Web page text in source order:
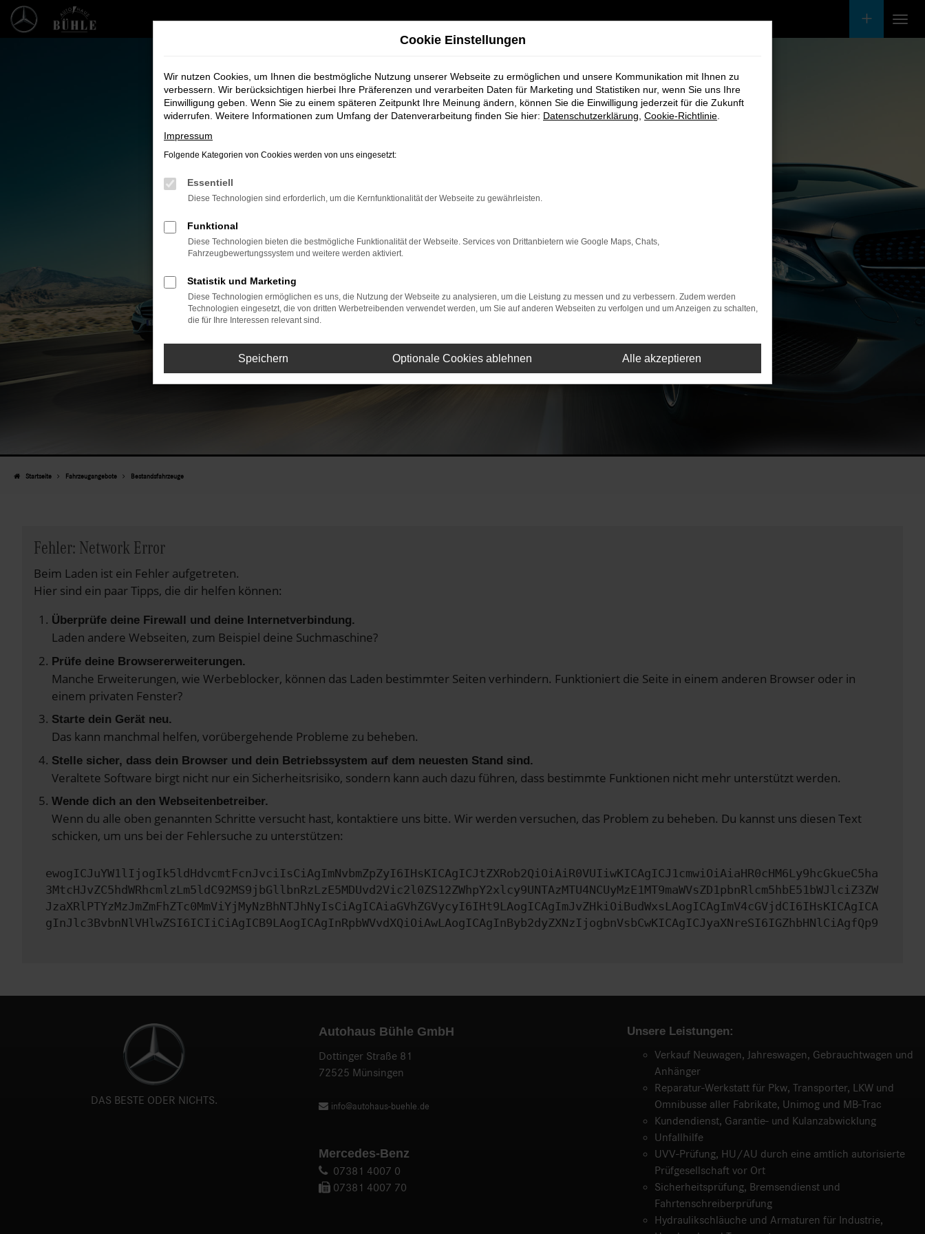
Zum
Unsere Fahrzeugangebote
Bei uns finden Sie bestimmt Ihren Nächsten
Startseite Fahrzeugangebote Bestandsfahrzeuge
Fehler: Network Error
Beim Laden ist ein Fehler aufgetreten.
Hier sind ein paar Tipps, die dir helfen können:
Überprüfe deine Firewall und deine Internetverbindung.
Laden andere Webseiten, zum Beispiel deine Suchmaschine?
Prüfe deine Browsererweiterungen.
Manche Erweiterungen, wie Werbeblocker, können das Laden bestimmter Seiten verhindern. Funktioniert die Seite in einem anderen Browser oder in
einem privaten Fenster?
Starte dein Gerät neu.
Das kann manchmal helfen, vorübergehende Probleme zu beheben.
Stelle sicher, dass dein Browser und dein Betriebssystem auf dem neuesten Stand sind.
Veraltete Software birgt nicht nur ein Sicherheitsrisiko, sondern kann auch dazu führen, dass bestimmte Funktionen nicht mehr unterstützt werden.
Wende dich an den Webseitenbetreiber.
Wenn du alle oben genannten Schritte versucht hast, kontaktiere uns bitte. Wir werden versuchen, das Problem zu beheben. Du kannst uns diesen Text
schicken, um uns bei der Fehlersuche zu unterstützen:
ewogICJuYW1lIjogIk5ldHdvcmtFcnJvciIsCiAgImNvbmZpZyI6IHsKICAgICJtZXRob2QiOiAiR0VUIiwKICAgICJ1cmwiOiAiaHR0cHM6Ly9hcGkueC5ha
3MtcHJvZC5hdWRhcmlzLm5ldC92MS9jbGllbnRzLzE5MDUvd2Vic2l0ZS12ZWhpY2xlcy9UNTAzMTU4NCUyMzE1MT9maWVsZD1pbnRlcm5hbE51bWJlciZ3ZW
JzaXRlPTYzMzJmZmFhZTc0MmViYjMyNzBhNTJhNyIsCiAgICAiaGVhZGVycyI6IHt9LAogICAgImJvZHkiOiBudWxsLAogICAgImV4cGVjdCI6IHsKICAgICA
gInJlc3BvbnNlVHlwZSI6ICIiCiAgICB9LAogICAgInRpbWVvdXQiOiAwLAogICAgInByb2dyZXNzIjogbnVsbCwKICAgICJyaXNreSI6IGZhbHNlCiAgfQp9
DAS BESTE ODER NICHTS.
Autohaus Bühle GmbH
Dottinger Straße 81
72525 Münsingen
info@autohaus-buehle.de
Mercedes-Benz
07381 4007 0
07381 4007 70
Unsere Leistungen:
Verkauf Neuwagen, Jahreswagen, Gebrauchtwagen und
Anhänger
Reparatur-Werkstatt für Pkw, Transporter, LKW und
Omnibusse aller Fabrikate, Unimog und MB-Trac
Kundendienst, Garantie- und Kulanzabwicklung
Unfallhilfe
UVV-Prüfung, HU/AU durch eine amtlich autorisierte
Prüfgesellschaft vor Ort
Sicherheitsprüfung, Bremsendienst und
Fahrtenschreiberprüfung
Hydraulikschläuche und Armaturen für Industrie,
Cookie Einstellungen
Wir nutzen Cookies, um Ihnen die bestmögliche Nutzung unserer Webseite zu ermöglichen und unsere Kommunikation mit Ihnen zu
verbessern. Wir berücksichtigen hierbei Ihre Präferenzen und verarbeiten Daten für Marketing und Statistiken nur, wenn Sie uns Ihre
Einwilligung geben. Wenn Sie zu einem späteren Zeitpunkt Ihre Meinung ändern, können Sie die Einwilligung jederzeit für die Zukunft
widerrufen. Weitere Informationen zum Umfang der Datenverarbeitung finden Sie hier: Datenschutzerklärung Cookie-Richtlinie
Impressum
Folgende Kategorien von Cookies werden von uns eingesetzt:
Essentiell
Diese Technologien sind erforderlich, um die Kernfunktionalität der Webseite zu gewährleisten.
Funktional
Diese Technologien bieten die bestmögliche Funktionalität der Webseite. Services von Drittanbietern wie Google Maps, Chats,
Fahrzeugbewertungssystem und weitere werden aktiviert.
Statistik und Marketing
Diese Technologien ermöglichen es uns, die Nutzung der Webseite zu analysieren, um die Leistung zu messen und zu verbessern. Zudem werden
Technologien eingesetzt, die von dritten Werbetreibenden verwendet werden, um Sie auf anderen Webseiten zu verfolgen und um Anzeigen zu schalten,
die für Ihre Interessen relevant sind.
Speichern Optionale Cookies ablehnen Alle akzeptieren